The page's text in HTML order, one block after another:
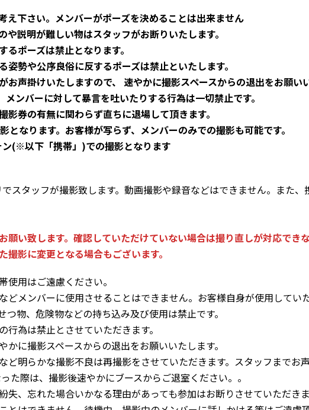
え下さい。メンバーがポーズを決めることは出来ません
説明が難しい物はスタッフがお断りいたします。
ポーズは禁止となります。
勢や公序良俗に反するポーズは禁止といたします。
声掛けいたしますので、 速やかに撮影スペースからの退出をお願い
ンバーに対して暴言を吐いたりする行為は一切禁止です。
券の有無に関わらず直ちに退場して頂きます。
なります。お客様が写らず、メンバーのみでの撮影も可能です。
(※以下「携帯」)での撮影となります
スタッフが撮影致します。動画撮影や録音などはできません。また
願い致します。確認していただけていない場合は撮り直しが対応でき
影に変更となる場合もございます。
用はご遠慮ください。
どメンバーに使用させることはできません。お客様自身が使用してい
物、危険物などの持ち込み及び使用は禁止です。
為は禁止とさせていただきます。
に撮影スペースからの退出をお願いいたします。
明らかな撮影不良は再撮影をさせていただきます。スタッフまでお
た際は、撮影後速やかにブースからご退室ください。。
、忘れた場合いかなる理由があっても参加はお断りさせていただき